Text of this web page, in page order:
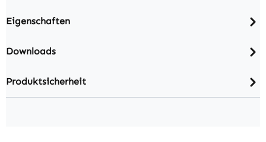
Eigenschaften
Downloads
Produktsicherheit